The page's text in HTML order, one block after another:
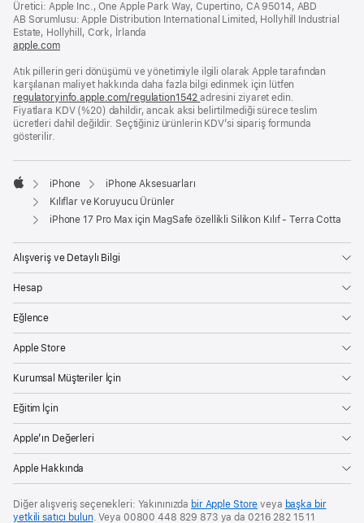
pencerede
açılır)
Üretici: Apple Inc., One Apple Park Way, Cupertino, CA 95014, ABD
AB Sorumlusu: Apple Distribution International Limited, Hollyhill Industrial
Estate, Hollyhill, Cork, İrlanda
apple.com(yeni
pencerede
açılır)
Atık pillerin geri dönüşümü ve yönetimiyle ilgili olarak Apple tarafından
karşılanan maliyet hakkında daha fazla bilgi edinmek için lütfen
regulatoryinfo.apple.com/regulation1542(yeni
bir
pencerede
adresini ziyaret edin.
Fiyatlara KDV (%20) dahildir, ancak aksi belirtilmediği sürece teslim
ücretleri dahil değildir. Seçtiğiniz ürünlerin KDV’si sipariş formunda
gösterilir.
Apple
iPhone
iPhone Aksesuarları
Kılıflar ve Koruyucu Ürünler
iPhone 17 Pro Max için MagSafe özellikli Silikon Kılıf - Terra Cotta
Alışveriş ve Detaylı Bilgi
Hesap
Eğlence
Apple Store
Kurumsal Müşteriler İçin
Eğitim İçin
Apple’ın Değerleri
Apple Hakkında
Diğer alışveriş seçenekleri: Yakınınızda bir Apple Store veya başka bir
yetkili satıcı bulun. Veya 00800 448 829 873 ya da 0216 282 15 11